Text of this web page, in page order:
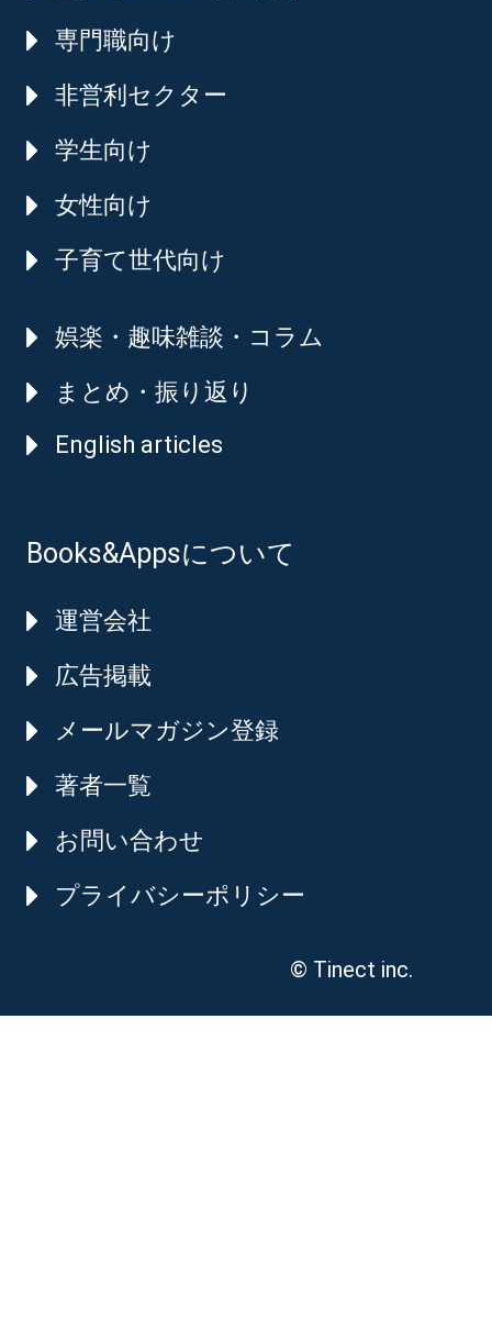
専門職向け
非営利セクター
学生向け
女性向け
子育て世代向け
娯楽・趣味雑談・コラム
まとめ・振り返り
English articles
Books&Appsについて
運営会社
広告掲載
メールマガジン登録
著者一覧
お問い合わせ
プライバシーポリシー
© Tinect inc.